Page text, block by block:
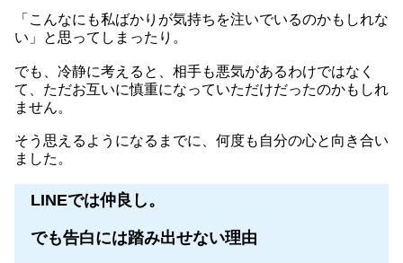
「こんなにも私ばかりが気持ちを注いでいるのかもしれな
い」と思ってしまったり。
でも、冷静に考えると、相手も悪気があるわけではなく
て、ただお互いに慎重になっていただけだったのかもしれ
ません。
そう思えるようになるまでに、何度も自分の心と向き合い
ました。
LINEでは仲良し。
でも告白には踏み出せない理由